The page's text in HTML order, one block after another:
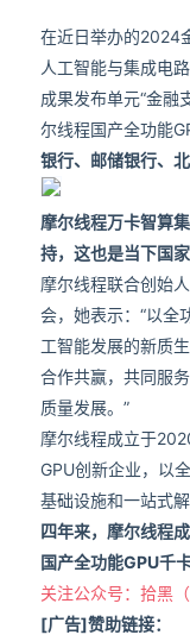
在近日举办的2024
人工智能与集成电
成果发布单元“金融
尔线程国产全功能
银行、邮储银行、
摩尔线程万卡智算
持，这也是当下国
摩尔线程联合创始
会，她表示：“以全
工智能发展的新质
合作共赢，共同服
质量发展。”
摩尔线程成立于
GPU创新企业，以
基础设施和一站式解
四年来，摩尔线程
国产全功能GPU千
关注公众号：拾黑
[广告]赞助链接：